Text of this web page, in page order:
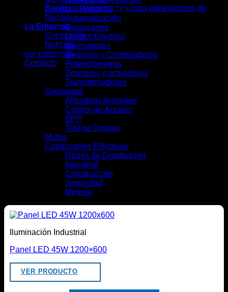
Bandejas antiderrames para generadores de
faena
La Empresa
Conócenos
Noticias
ver cotización
Contacto
Control y Potencia (41)
Automatización
Contactores
Control Eléctrico
Interruptores
Medición y Controladores
Potenciómetros
Sensores y actuadores
Transformadores
Seguridad
Alfombras Aislantes
Control de Acceso
EPP
Test de Drogas
Mufas
Conductores Eléctricos
Redes de Distribución
Industrial
Construcción
Seguridad
Minería
Iluminación Industrial
Panel LED 45W 1200×600
VER PRODUCTO